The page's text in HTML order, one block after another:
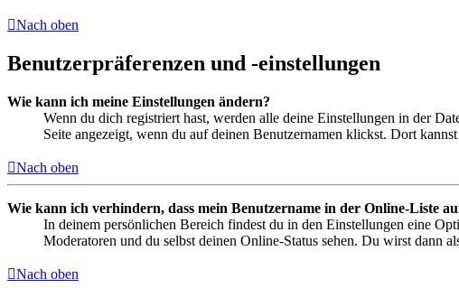
Nach oben
Benutzerpräferenzen und -einstellungen
Wie kann ich meine Einstellungen ändern?
Wenn du dich registriert hast, werden alle deine Einstellungen in der
Seite angezeigt, wenn du auf deinen Benutzernamen klickst. Dort
Nach oben
Wie kann ich verhindern, dass mein Benutzername in der Online-Liste
In deinem persönlichen Bereich findest du in den Einstellungen eine
Moderatoren und du selbst deinen Online-Status sehen. Du wirst dann
Nach oben